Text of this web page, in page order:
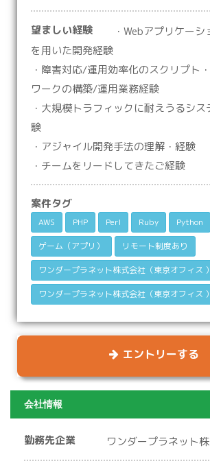
望ましい経験
・Webアプリケー
を用いた開発経験
・障害対応/運用効率化のスクリプト
ワークの構築/運用業務経験
・大規模トラフィックに耐えうるシ
験
・アジャイル開発手法の理解・経験
・チームをリードしてきたご経験
案件タグ
AWS PHP Perl Ruby Python
ゲーム（アプリ） リモート制度あり
ワンダープラネット株式会社（東京オフィス ）
ワンダープラネット株式会社（東京オフィス ）
エントリーする
会社情報
勤務先企業 ワンダープラネット